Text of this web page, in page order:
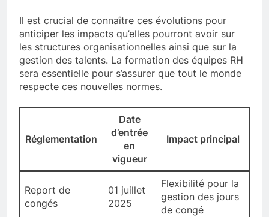
Il est crucial de connaître ces évolutions pour
anticiper les impacts qu’elles pourront avoir sur
les structures organisationnelles ainsi que sur la
gestion des talents. La formation des équipes RH
sera essentielle pour s’assurer que tout le monde
respecte ces nouvelles normes.
Réglementation
Date
d’entrée
en
vigueur
Impact principal
Report de
congés
01 juillet
2025
Flexibilité pour la
gestion des jours
de congé